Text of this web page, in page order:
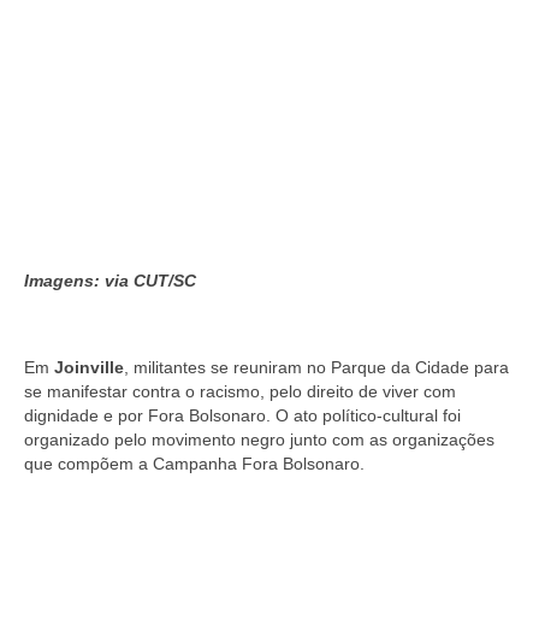
Imagens: via CUT/SC
Em Joinville , militantes se reuniram no Parque da Cidade para
se manifestar contra o racismo, pelo direito de viver com
dignidade e por Fora Bolsonaro. O ato político-cultural foi
organizado pelo movimento negro junto com as organizações
que compõem a Campanha Fora Bolsonaro.